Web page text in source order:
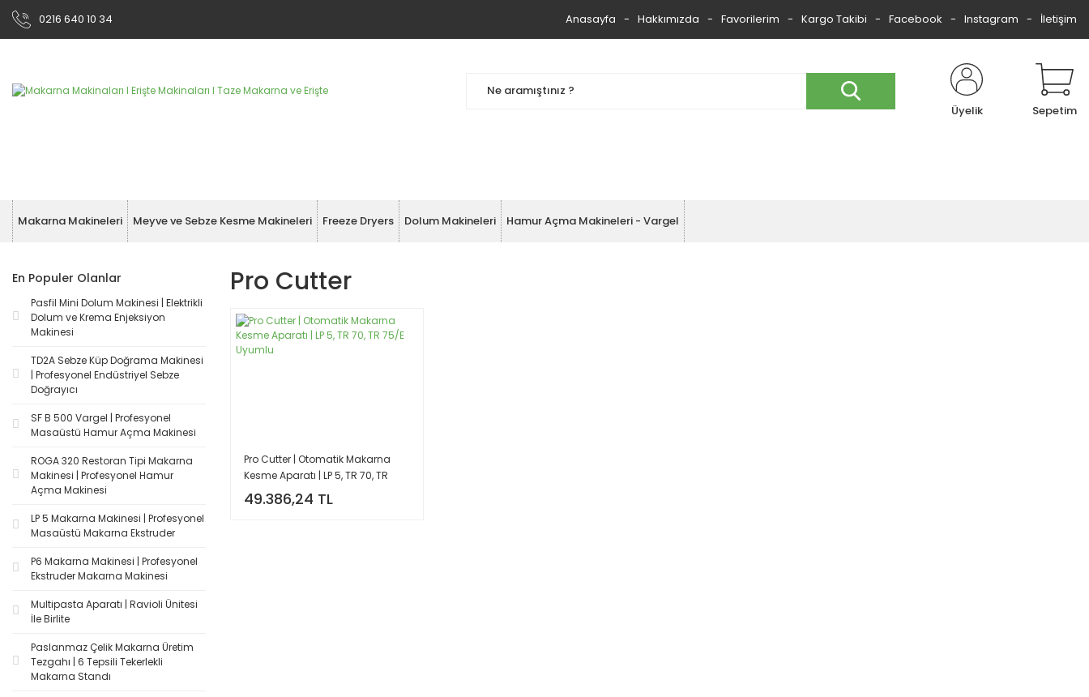
0216 640 10 34 Anasayfa Hakkımızda Favorilerim Kargo Takibi Facebook Instagram İletişim
Üyelik Sepetim
Makarna Makineleri Meyve ve Sebze Kesme Makineleri Freeze Dryers Dolum Makineleri Hamur Açma Makineleri - Vargel
En Populer Olanlar
Pasfil Mini Dolum Makinesi | Elektrikli
Dolum ve Krema Enjeksiyon
Makinesi
TD2A Sebze Küp Doğrama Makinesi
| Profesyonel Endüstriyel Sebze
Doğrayıcı
SF B 500 Vargel | Profesyonel
Masaüstü Hamur Açma Makinesi
ROGA 320 Restoran Tipi Makarna
Makinesi | Profesyonel Hamur
Açma Makinesi
LP 5 Makarna Makinesi | Profesyonel
Masaüstü Makarna Ekstruder
P6 Makarna Makinesi | Profesyonel
Ekstruder Makarna Makinesi
Multipasta Aparatı | Ravioli Ünitesi
İle Birlite
Paslanmaz Çelik Makarna Üretim
Tezgahı | 6 Tepsili Tekerlekli
Makarna Standı
Pro Cutter
Pro Cutter | Otomatik Makarna
Kesme Aparatı | LP 5, TR 70, TR
75/E Uyumlu
49.386,24 TL